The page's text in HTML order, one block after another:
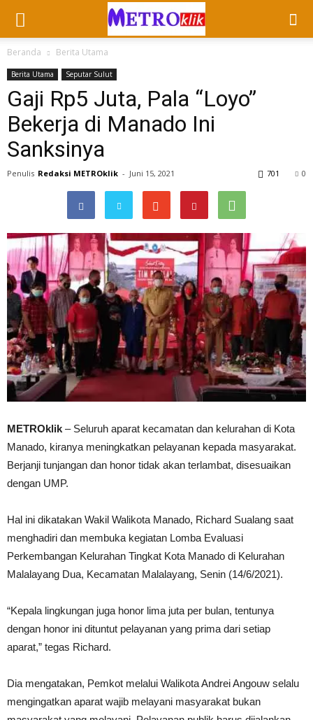
Beranda Berita Utama
Berita Utama Seputar Sulut
Gaji Rp5 Juta, Pala “Loyo”
Bekerja di Manado Ini
Sanksinya
Penulis Redaksi METROklik - Juni 15, 2021 0
701
METROklik – Seluruh aparat kecamatan dan kelurahan di Kota
Manado, kiranya meningkatkan pelayanan kepada masyarakat.
Berjanji tunjangan dan honor tidak akan terlambat, disesuaikan
dengan UMP.
Hal ini dikatakan Wakil Walikota Manado, Richard Sualang saat
menghadiri dan membuka kegiatan Lomba Evaluasi
Perkembangan Kelurahan Tingkat Kota Manado di Kelurahan
Malalayang Dua, Kecamatan Malalayang, Senin (14/6/2021).
“Kepala lingkungan juga honor lima juta per bulan, tentunya
dengan honor ini dituntut pelayanan yang prima dari setiap
aparat,” tegas Richard.
Dia mengatakan, Pemkot melalui Walikota Andrei Angouw selalu
mengingatkan aparat wajib melayani masyarakat bukan